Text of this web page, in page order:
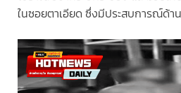
ในซอยตาเอียด ซึ่งมีประสบการณ์ด้า